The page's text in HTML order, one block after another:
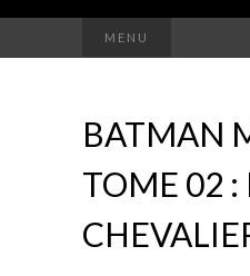
MENU
BATMAN
TOME 02 :